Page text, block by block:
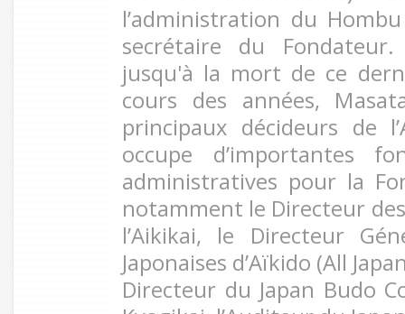
l’administration du
secrétaire du
jusqu'à la mort de ce
cours des années,
principaux décideurs de
occupe d’importantes
administratives pour la
notamment le Directeur
l’Aikikai, le Directeur
Japonaises d’Aïkido (All
Directeur du Japan Budo